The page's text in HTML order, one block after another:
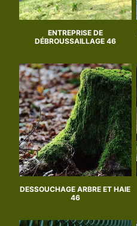
ENTREPRISE DE
DÉBROUSSAILLAGE 46
DESSOUCHAGE ARBRE ET HAIE
46